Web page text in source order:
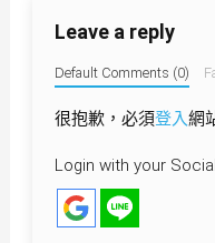
Leave a reply
Default Comments (0)
很抱歉，必須登入網
Login with your